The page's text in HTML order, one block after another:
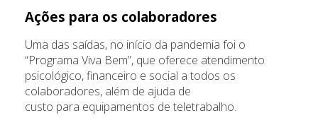
Ações para os colaboradores
Uma das saídas, no início da pandemia foi o
“Programa Viva Bem”, que oferece atendimento
psicológico, financeiro e social a todos os
colaboradores, além de ajuda de
custo para equipamentos de teletrabalho.